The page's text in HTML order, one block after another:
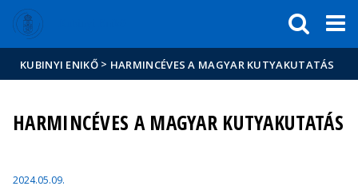
sajtóban
KUBINYI ENIKŐ > HARMINCÉVES A MAGYAR KUTYAKUTATÁS
HARMINCÉVES A MAGYAR KUTYAKUTATÁS
2024.05.09.